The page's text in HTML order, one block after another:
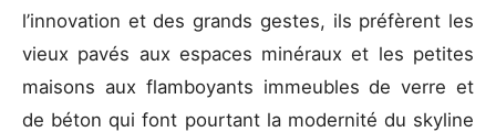
l’innovation et des grands gestes, ils préfèrent les
vieux pavés aux espaces minéraux et les petites
maisons aux flamboyants immeubles de verre et
de béton qui font pourtant la modernité du skyline